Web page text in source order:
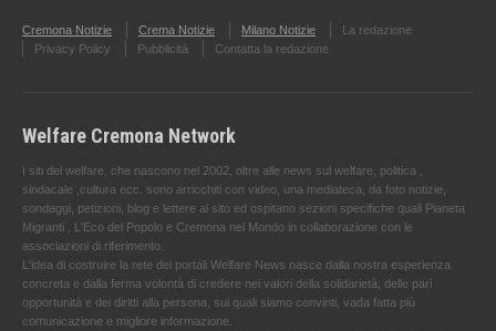
Cremona Notizie Crema Notizie Milano Notizie
La redazione
Privacy Policy
Pubblicità Contatta la redazione
Welfare Cremona Network
I siti del welfare, che nascono nel 2002, oltre alle news sul welfare, politica ,
sindacale ,cultura ecc. sono arricchiti con video, una mediateca, da foto notizie,
sondaggi, petizioni, blog e lettere al sito ed ospitano sezioni specifiche quali Pianeta
Migranti , L'Eco del Popolo e Cremona nel Mondo in collaborazione con le
associazioni di riferimento.
L'idea di costruire la rete dei portali Welfare News nasce dalla nostra esperienza
concreta e dalla ferma volontà di credere nei valori della solidarietà, delle pari
opportunità e dei diritti alla persona, sui quali siamo convinti, vada fatta più
comunicazione e migliore informazione.